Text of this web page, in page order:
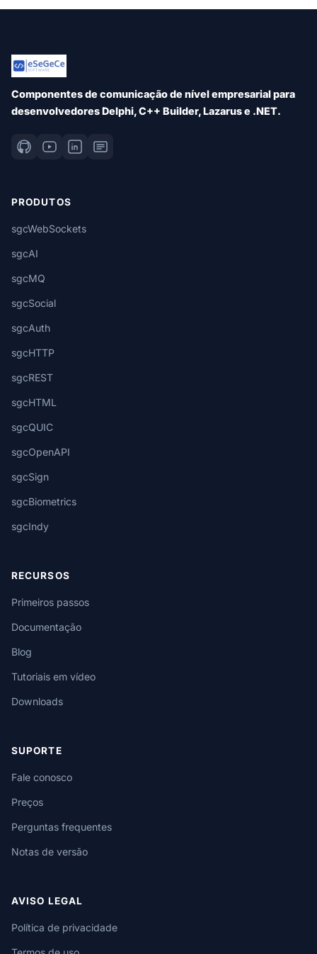
Componentes de comunicação de nível empresarial para
desenvolvedores Delphi, C++ Builder, Lazarus e .NET.
PRODUTOS
sgcWebSockets
sgcAI
sgcMQ
sgcSocial
sgcAuth
sgcHTTP
sgcREST
sgcHTML
sgcQUIC
sgcOpenAPI
sgcSign
sgcBiometrics
sgcIndy
RECURSOS
Primeiros passos
Documentação
Blog
Tutoriais em vídeo
Downloads
SUPORTE
Fale conosco
Preços
Perguntas frequentes
Notas de versão
AVISO LEGAL
Política de privacidade